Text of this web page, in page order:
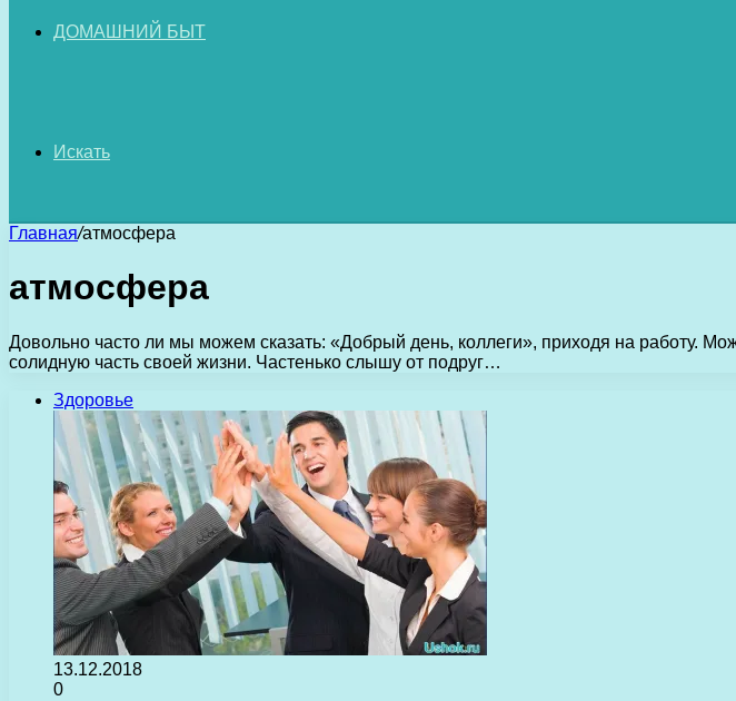
ДОМАШНИЙ БЫТ
Искать
Главная/атмосфера
атмосфера
Довольно часто ли мы можем сказать: «Добрый день, коллеги», приходя на работу.
солидную часть своей жизни. Частенько слышу от подруг…
Здоровье
13.12.2018
0